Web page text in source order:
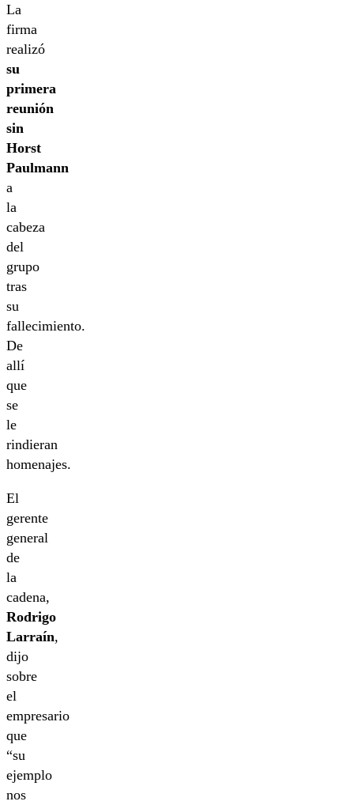
La
firma
realizó
su
primera
reunión
sin
Horst
Paulmann
a
la
cabeza
del
grupo
tras
su
fallecimiento.
De
allí
que
se
le
rindieran
homenajes.
El
gerente
general
de
la
cadena,
Rodrigo
Larraín,
dijo
sobre
el
empresario
que
“su
ejemplo
nos